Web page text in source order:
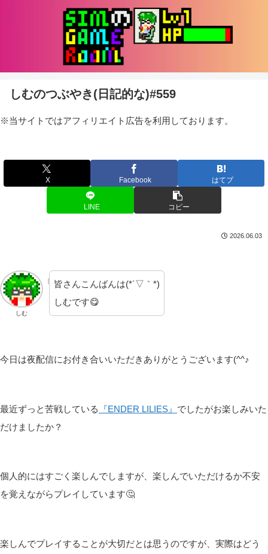
しむのつぶやき(日記的な)#559
※当サイトではアフィリエイト広告を利用しております。
X Facebook はてブ
LINE コピー
2026.06.03
しむ
皆さんこんばんは(*´▽｀*)
しむです😋
今日は夜配信にお付き合いいただきありがとうございます(^^♪
最近ずっと苦戦している 『ENDER LILIES』 でしたがお楽しみいた
だけましたか？
個人的にはすごく楽しんでしますが、楽しんでいただけるか不安
を覚えながらプレイしています🤔
楽しんでプレイすることが大切だとは思うのですが、実際はどう